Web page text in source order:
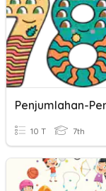
10 T 7th